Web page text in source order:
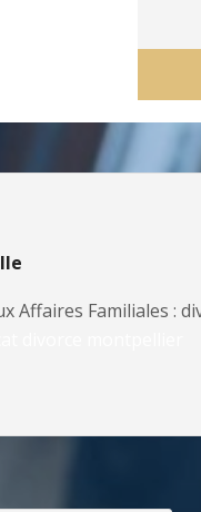
Affaires Familiales :